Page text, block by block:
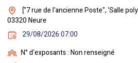
["7 rue de l'ancienne Poste", 'Salle
03320 Neure
29/08/2026 07:00
N° d'exposants : Non renseigné